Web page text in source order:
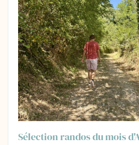
Sélection randos du mois